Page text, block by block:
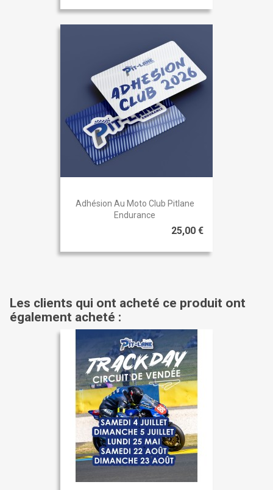
Adhésion Au Moto Club Pitlane
Endurance
25,00 €
Les clients qui ont acheté ce produit ont
également acheté :